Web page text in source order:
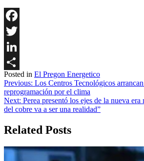
Facebook
Twitter
LinkedIn
Share
Posted in El Pregon Energetico
Navegación
de
entradas
Previous: Los Centros Tecnológicos
reprogramación por el clima
Next: Perea presentó los ejes de la nueva
del cobre va a ser una realidad”
Related Posts